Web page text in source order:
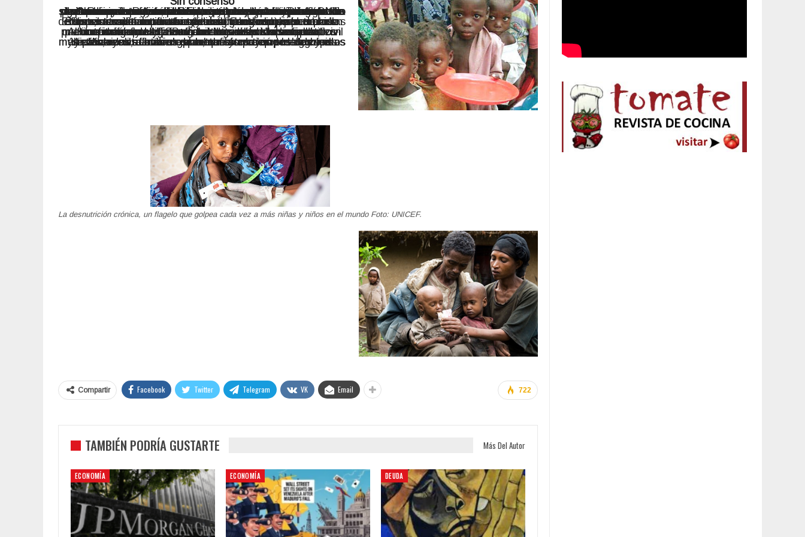
La desnutrición crónica, un flagelo que golpea cada vez a más niñas y niños en el mundo Foto: UNICEF.
A pesar de su frustración creciente, los movimientos sociales no renuncian a reiterar su preocupante diagnóstico planetario y a seguir aportando propuestas. La Declaración de la Respuesta Autónoma insiste en que la superación de la crisis mundial del hambre y la malnutrición exige acciones imprescindibles, urgentes y coordinadas que respondan a las necesidades, derechos y demandas de las personas más afectadas. En su evaluación del proceso de la Cumbre de Roma, la Declaración denuncia que la ONU sigue abriendo aún más sus puertas a una mayor influencia de las empresas y sus redes, sin preocuparle que todavía no exista un marco de rendición de cuentas.
El aspecto más conflictivo de esta Cumbre que se abre en Roma, consiste en la contradicción entre la perpetuación de los sistemas alimentarios industriales impulsados por las empresas multinacionales (y el agronegocio), por un lado. Por el otro, el imperativo de una transformación de los sistemas alimentarios agroecológicos con vista a una soberanía alimentaria basada en los derechos humanos.
Al confrontar la UNFSS+2, los movimientos sociales, los pueblos indígenas y las organizaciones
de la sociedad civil internacional expresan una vez más su profunda preocupación por el afianzamiento del poder corporativo-multinacional en el seno de las Naciones Unidas, plantean sus demandas de un cambio real de los sistemas alimentarios y exigen un multilateralismo democrático reforzado en dicha organización.
Y concluyen afirmando que, en estos tiempos de crisis múltiples, resulta más urgente que nunca que los gobiernos y las Naciones Unidas escuchen las voces de los grupos más afectados, cambien de rumbo y apoyen sus demandas y esfuerzos a favor de una transformación real de los sistemas alimentarios en beneficio de los pueblos y el planeta.
722
Compartir Facebook Twitter Telegram VK Email
TAMBIÉN PODRÍA GUSTARTE Más Del Autor
ECONOMÍA ECONOMÍA DEUDA